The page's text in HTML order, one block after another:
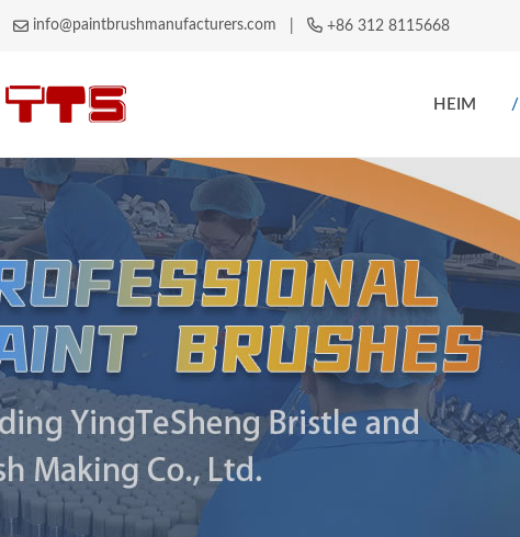
info@paintbrushmanufacturers.com +86 312 8115668
HEIM